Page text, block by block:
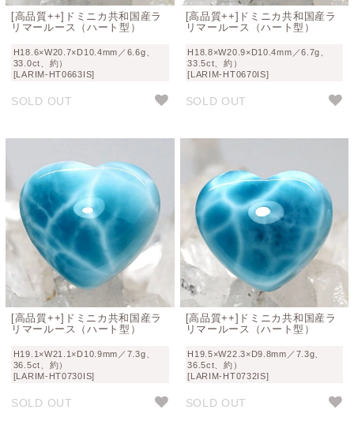
[高品質++]ドミニカ共和国産ラ
リマールース（ハート型）
H18.6×W20.7×D10.4mm／6.6g、
33.0ct、約）
[LARIM-HT0663IS]
SOLD OUT
[高品質++]ドミニカ共和国産ラ
リマールース（ハート型）
H18.8×W20.9×D10.4mm／6.7g、
33.5ct、約）
[LARIM-HT0670IS]
SOLD OUT
[高品質++]ドミニカ共和国産ラ
リマールース（ハート型）
H19.1×W21.1×D10.9mm／7.3g、
36.5ct、約）
[LARIM-HT0730IS]
SOLD OUT
[高品質++]ドミニカ共和国産ラ
リマールース（ハート型）
H19.5×W22.3×D9.8mm／7.3g、
36.5ct、約）
[LARIM-HT0732IS]
SOLD OUT